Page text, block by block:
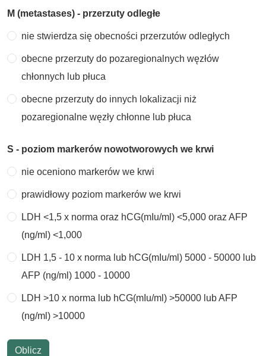
M (metastases) - przerzuty odległe
nie stwierdza się obecności przerzutów odległych
obecne przerzuty do pozaregionalnych węzłów
chłonnych lub płuca
obecne przerzuty do innych lokalizacji niż
pozaregionalne węzły chłonne lub płuca
S - poziom markerów nowotworowych we krwi
nie oceniono markerów we krwi
prawidłowy poziom markerów we krwi
LDH <1,5 x norma oraz hCG(mIu/ml) <5,000 oraz AFP
(ng/ml) <1,000
LDH 1,5 - 10 x norma lub hCG(mIu/ml) 5000 - 50000 lub
AFP (ng/ml) 1000 - 10000
LDH >10 x norma lub hCG(mIu/ml) >50000 lub AFP
(ng/ml) >10000
Oblicz